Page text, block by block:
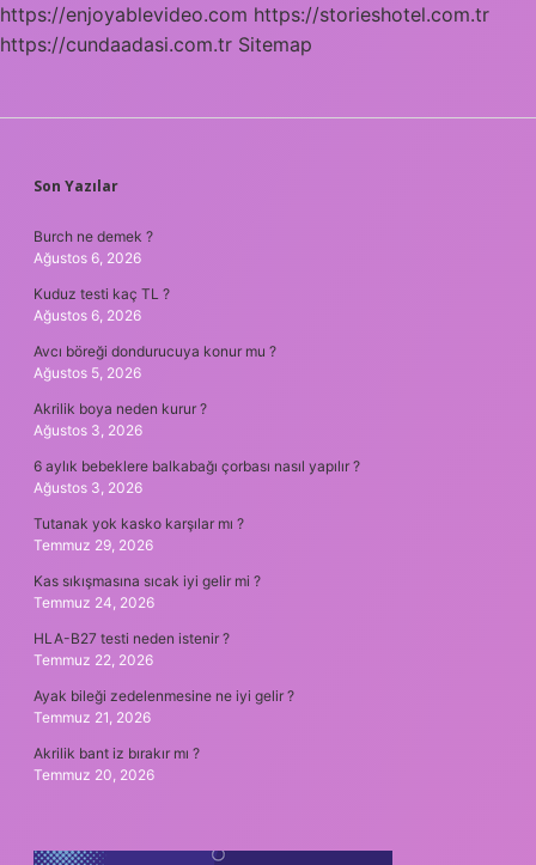
https://enjoyablevideo.com https://storieshotel.com.tr
https://cundaadasi.com.tr Sitemap
SIDEBAR
Son Yazılar
Burch ne demek ?
Ağustos 6, 2026
Kuduz testi kaç TL ?
Ağustos 6, 2026
Avcı böreği dondurucuya konur mu ?
Ağustos 5, 2026
Akrilik boya neden kurur ?
Ağustos 3, 2026
6 aylık bebeklere balkabağı çorbası nasıl yapılır ?
Ağustos 3, 2026
Tutanak yok kasko karşılar mı ?
Temmuz 29, 2026
Kas sıkışmasına sıcak iyi gelir mi ?
Temmuz 24, 2026
HLA-B27 testi neden istenir ?
Temmuz 22, 2026
Ayak bileği zedelenmesine ne iyi gelir ?
Temmuz 21, 2026
Akrilik bant iz bırakır mı ?
Temmuz 20, 2026